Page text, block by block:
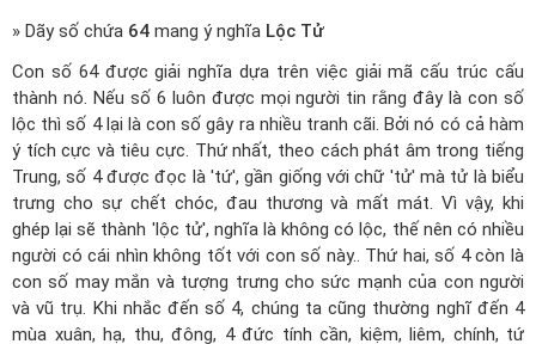
» Dãy số chứa 64 mang ý nghĩa Lộc Tử
Con số 64 được giải nghĩa dựa trên việc giải mã cấu trúc cấu
thành nó. Nếu số 6 luôn được mọi người tin rằng đây là con số
lộc thì số 4 lại là con số gây ra nhiều tranh cãi. Bởi nó có cả hàm
ý tích cực và tiêu cực. Thứ nhất, theo cách phát âm trong tiếng
Trung, số 4 được đọc là 'tứ', gần giống với chữ 'tử' mà tử là biểu
trưng cho sự chết chóc, đau thương và mất mát. Vì vậy, khi
ghép lại sẽ thành 'lộc tử', nghĩa là không có lộc, thế nên có nhiều
người có cái nhìn không tốt với con số này.. Thứ hai, số 4 còn là
con số may mắn và tượng trưng cho sức mạnh của con người
và vũ trụ. Khi nhắc đến số 4, chúng ta cũng thường nghĩ đến 4
mùa xuân, hạ, thu, đông, 4 đức tính cần, kiệm, liêm, chính, tứ